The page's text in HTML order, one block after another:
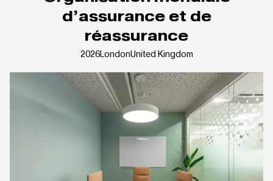
d’assurance et de
réassurance
2026LondonUnited Kingdom